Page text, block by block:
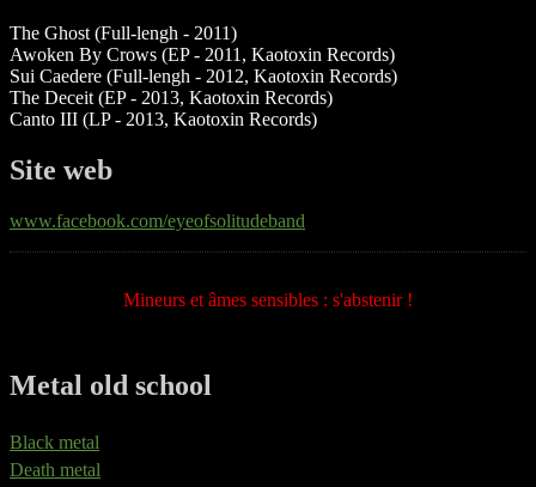
The Ghost (Full-lengh - 2011)
Awoken By Crows (EP - 2011, Kaotoxin Records)
Sui Caedere (Full-lengh - 2012, Kaotoxin Records)
The Deceit (EP - 2013, Kaotoxin Records)
Canto III (LP - 2013, Kaotoxin Records)
Site web
www.facebook.com/eyeofsolitudeband
Mineurs et âmes sensibles : s'abstenir !
Metal old school
Black metal
Death metal